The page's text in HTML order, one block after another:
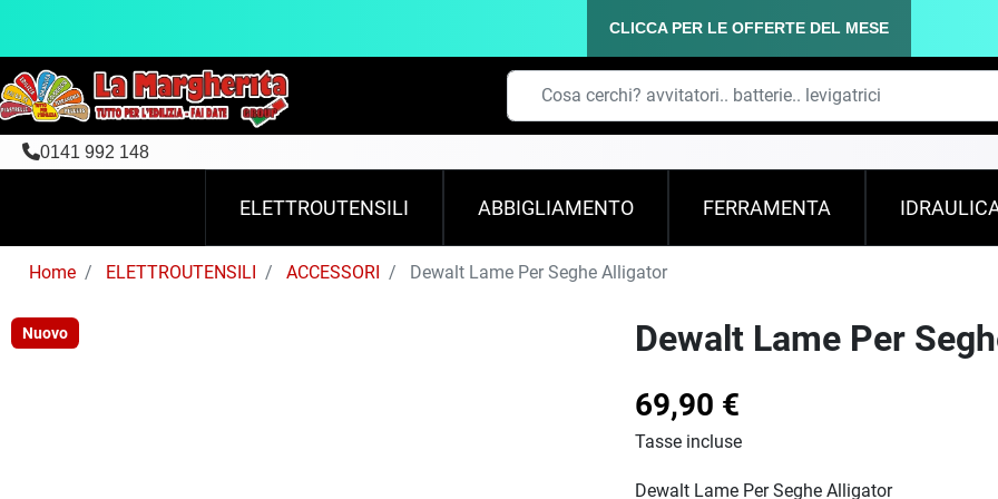
CLICCA PER LE OFFERTE DEL MESE
0141 992 148
ELETTROUTENSILI ABBIGLIAMENTO FERRAMENTA
Home ELETTROUTENSILI ACCESSORI Dewalt Lame Per Seghe Alligator
Nuovo Dewalt Lame Per
69,90 €
Tasse incluse
Dewalt Lame Per Seghe Alligator